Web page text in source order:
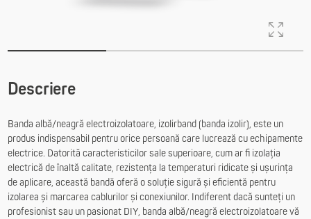
Descriere
Banda albă/neagră electroizolatoare, izolirband (banda izolir), este un
produs indispensabil pentru orice persoană care lucrează cu echipamente
electrice. Datorită caracteristicilor sale superioare, cum ar fi izolația
electrică de înaltă calitate, rezistența la temperaturi ridicate și ușurința
de aplicare, această bandă oferă o soluție sigură și eficientă pentru
izolarea și marcarea cablurilor și conexiunilor. Indiferent dacă sunteți un
profesionist sau un pasionat DIY, banda albă/neagră electroizolatoare vă